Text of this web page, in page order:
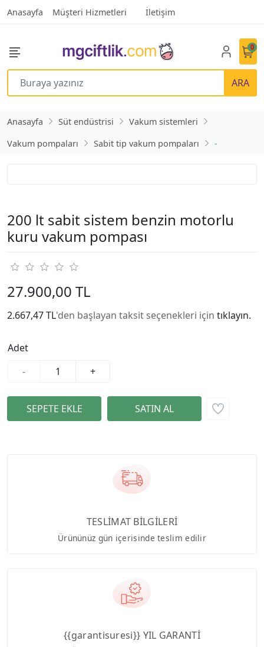
Anasayfa Müşteri Hizmetleri İletişim
ARA
0
Anasayfa Süt endüstrisi
Vakum sistemleri
Vakum pompaları
Sabit tip vakum pompaları -
200 lt sabit sistem benzin motorlu
kuru vakum pompası
27.900,00 TL
2.667,47 TL'den başlayan taksit seçenekleri için tıklayın.
Adet
-
+
TESLİMAT BİLGİLERİ
Ürününüz gün içerisinde teslim edilir
{{garantisuresi}} YIL GARANTİ